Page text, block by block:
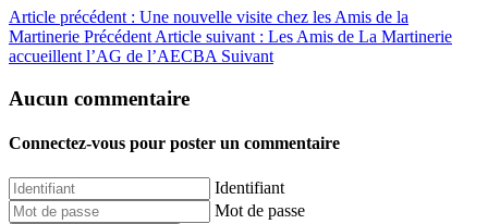
Article précédent : Une nouvelle visite chez les Amis de la
Martinerie Précédent Article suivant : Les Amis de La Martinerie
accueillent l’AG de l’AECBA Suivant
Aucun commentaire
Connectez-vous pour poster un commentaire
Identifiant
Mot de passe